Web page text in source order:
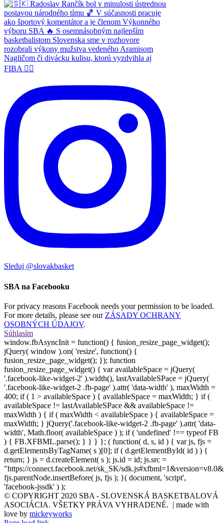
Sleduj @slovakbasket
SBA na Facebooku
For privacy reasons Facebook needs your permission to be loaded.
For more details, please see our ZÁSADY OCHRANY
OSOBNÝCH ÚDAJOV.
Súhlasím
window.fbAsyncInit = function() { fusion_resize_page_widget();
jQuery( window ).on( 'resize', function() {
fusion_resize_page_widget(); }); function
fusion_resize_page_widget() { var availableSpace = jQuery(
'.facebook-like-widget-2' ).width(), lastAvailableSPace = jQuery(
'.facebook-like-widget-2 .fb-page' ).attr( 'data-width' ), maxWidth =
400; if ( 1 > availableSpace ) { availableSpace = maxWidth; } if (
availableSpace != lastAvailableSPace && availableSpace !=
maxWidth ) { if ( maxWidth < availableSpace ) { availableSpace =
maxWidth; } jQuery('.facebook-like-widget-2 .fb-page' ).attr( 'data-
width', Math.floor( availableSpace ) ); if ( 'undefined' !== typeof FB
) { FB.XFBML.parse(); } } } }; ( function( d, s, id ) { var js, fjs =
d.getElementsByTagName( s )[0]; if ( d.getElementById( id ) ) {
return; } js = d.createElement( s ); js.id = id; js.src =
"https://connect.facebook.net/sk_SK/
fjs.parentNode.insertBefore( js, fjs ); }( document, 'script',
'facebook-jssdk' ) );
© COPYRIGHT 2020 SBA - SLOVENSKÁ BASKETBALOVÁ
ASOCIÁCIA. VŠETKY PRÁVA VYHRADENÉ. | made with
love by mickeyworks